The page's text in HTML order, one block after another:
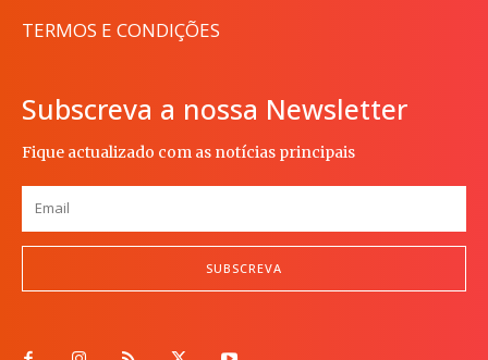
TERMOS E CONDIÇÕES
Subscreva a nossa Newsletter
Fique actualizado com as notícias principais
SUBSCREVA